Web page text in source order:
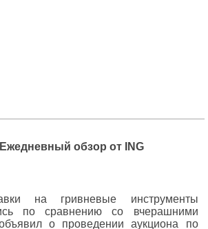
Ежедневный обзор от ING
на гривневые инструменты
по сравнению со вчерашними
о проведении аукциона по